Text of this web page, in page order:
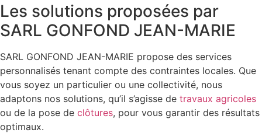
Les solutions proposées par
SARL GONFOND JEAN-MARIE
SARL GONFOND JEAN-MARIE propose des services
personnalisés tenant compte des contraintes locales. Que
vous soyez un particulier ou une collectivité, nous
adaptons nos solutions, qu’il s’agisse de travaux agricoles
ou de la pose de clôtures, pour vous garantir des résultats
optimaux.